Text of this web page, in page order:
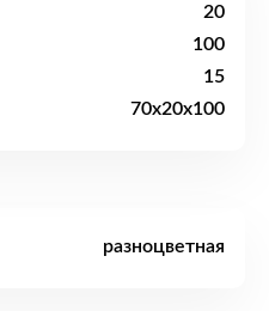
20
100
15
70x20x100
разноцветная